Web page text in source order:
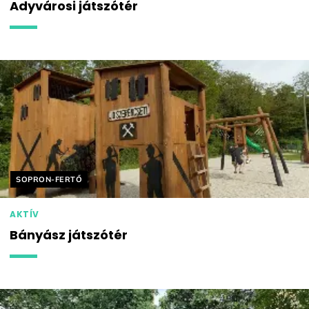
Adyvárosi játszótér
Helyszín címkék:
SOPRON-FERTŐ
AKTÍV
Bányász játszótér